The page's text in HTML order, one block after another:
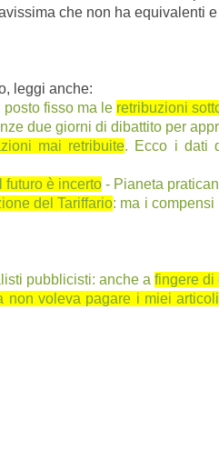
che non ha equivalenti
leggi anche:
fisso ma le retribuzioni
due giorni di dibattito per
mai retribuite. Ecco i dati
futuro è incerto - Pianeta
del Tariffario: ma i
pubblicisti: anche a fingere di
non voleva pagare i miei articoli